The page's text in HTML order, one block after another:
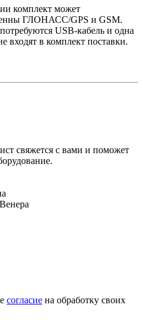
комплект может
ГЛОНАСС/GPS и GSM.
USB-кабель и одна
входят в комплект поставки.
свяжется с вами и поможет
согласие на обработку своих